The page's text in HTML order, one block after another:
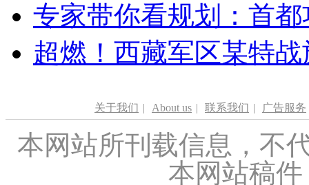
专家带你看规划：首
超燃！西藏军区某特
关于我们 | About us | 联系我们 | 广告服务
本网站所刊载信息，不
本网站稿